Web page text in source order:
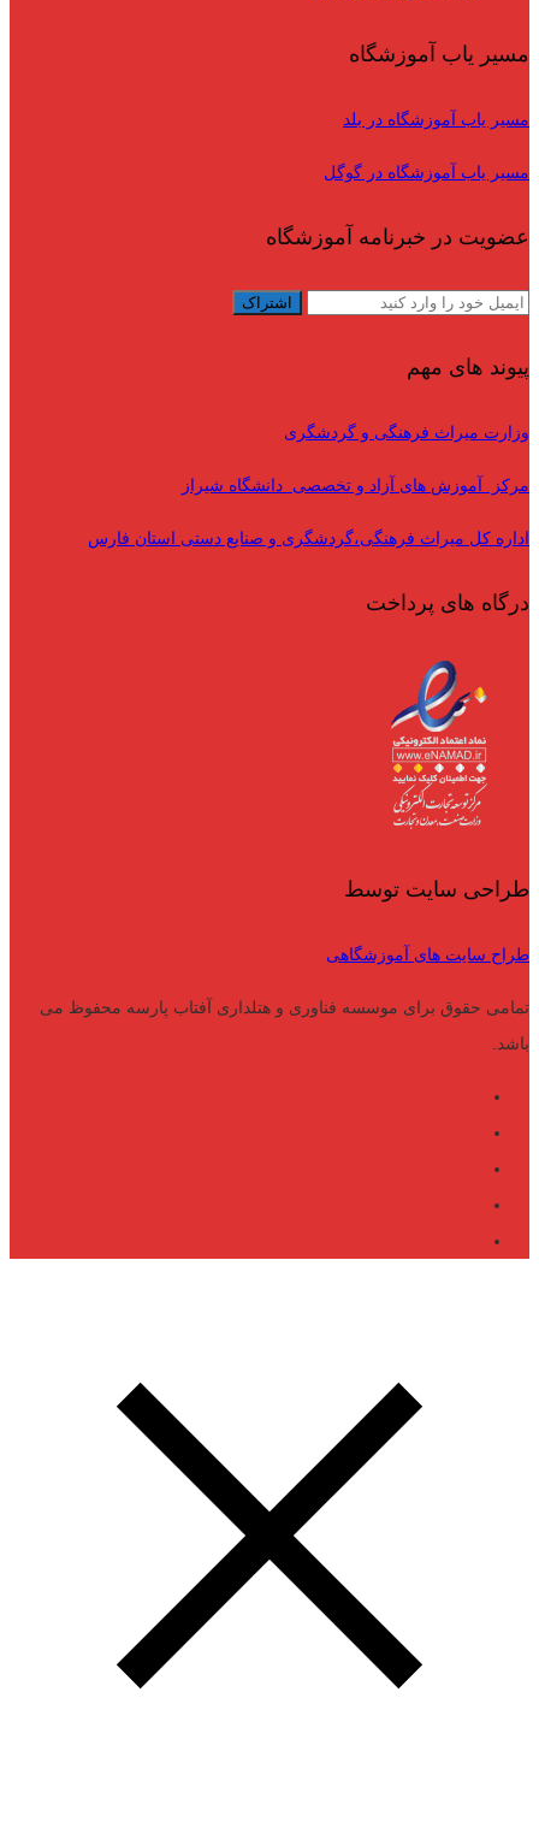
مسیر یاب آموزشگاه
مسیر یاب آموزشگاه در بلد
مسیر یاب آموزشگاه در گوگل
عضویت در خبرنامه آموزشگاه
پیوند های مهم
وزارت میراث فرهنگی و گردشگری
مرکز آموزش های آزاد و تخصصی دانشگاه شیراز
اداره کل میراث فرهنگی،گردشگری و صنایع دستی استان فارس
درگاه های پرداخت
طراحی سایت توسط
طراح سایت های آموزشگاهی
تمامی حقوق برای موسسه فناوری و هتلداری آفتاب پارسه محفوظ می
باشد.